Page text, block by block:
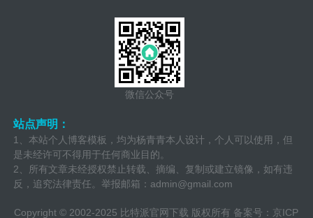
微信公众号
站点声明：
1、本站个人博客模板，均为杨青青本人设计，个人可以使用，但
是未经许可不得用于任何商业目的。
2、所有文章未经授权禁止转载、摘编、复制或建立镜像，如有违
反，追究法律责任。举报邮箱： admin@gmail.com
Copyright © 2002-2025 比特派官网下载 版权所有 备案号： 京ICP